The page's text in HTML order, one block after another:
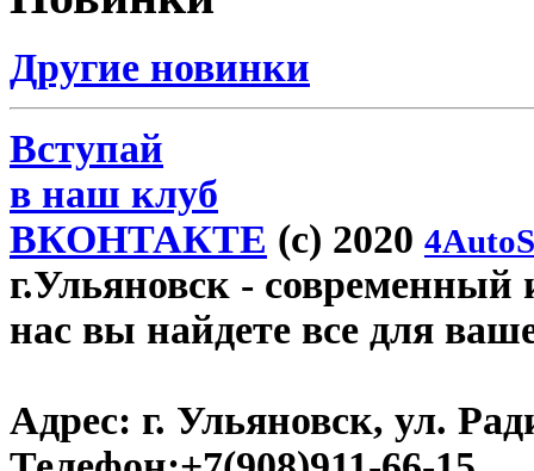
Другие новинки
Вступай
в наш клуб
ВКОНТАКТЕ (c) 2020
г.Ульяновск - современный
нас вы найдете все для
Адрес: г. Ульяновск, ул.